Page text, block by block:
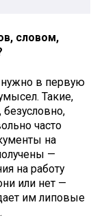
словом,
нужно в первую
Такие,
часто
на
—
на работу
или нет —
им липовые